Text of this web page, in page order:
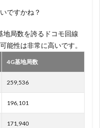
ですかね？
地局数を誇るドコモ回線
能性は非常に高いです。
4G基地局数
259,536
196,101
171,940